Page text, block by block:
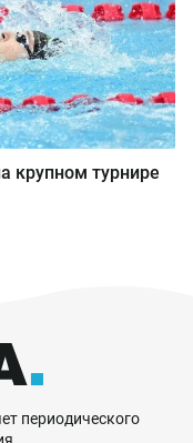
крупном турнире
периодического